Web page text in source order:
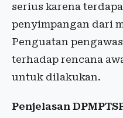
serius karena
penyimpangan dari
Penguatan
terhadap rencana
untuk dilakukan.
Penjelasan